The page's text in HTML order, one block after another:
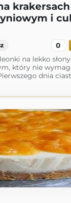
i
0
na lekko
który nie
dnia